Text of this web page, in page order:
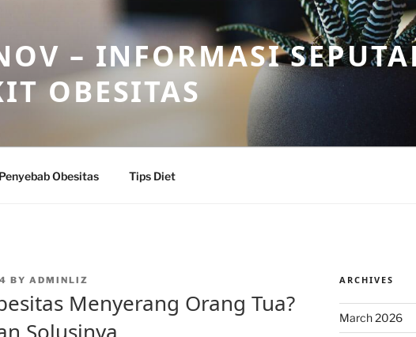
– INFORMASI
OBESITAS
Penyebab Obesitas Tips Diet
BY ADMINLIZ
Menyerang Orang Tua?
Solusinya
ARCHIVES
March 2026